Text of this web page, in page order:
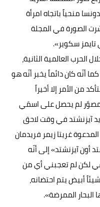
منحياً باتجاه امرأة
الصورة في المجلة
تايمز سكوير».
العالمية الثانية،
أنّه كان دائماً يخبر أنّه هو
من الأمر إلا أخيراً
لم يحصل على اسمَي
آيزنشتد في وقت لاحق
غريتا زيمر فريدمان
أون آيزنشتد» إلى أنّه
لكن لم تعجبني أي من
أبيض يتم احتضانه،
الممرضة».